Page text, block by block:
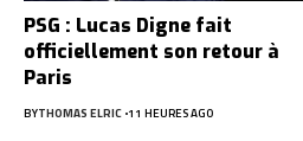
PSG : Lucas Digne fait
officiellement son retour à
Paris
BYTHOMAS ELRIC 11 HEURES AGO